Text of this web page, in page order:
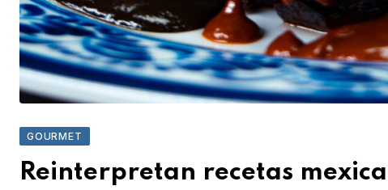
GOURMET
Reinterpretan recetas